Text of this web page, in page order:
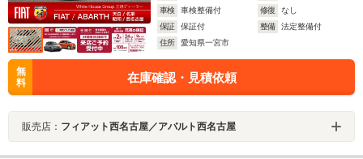
車検
車検整備付 修復
なし
保証
保証付 整備
法定整備付
住所
愛知県一宮市
無
料
在庫確認・見積依頼
販売店： フィアット西名古屋／アバルト西名古屋